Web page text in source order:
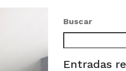
Noticias
Buscar
Entradas